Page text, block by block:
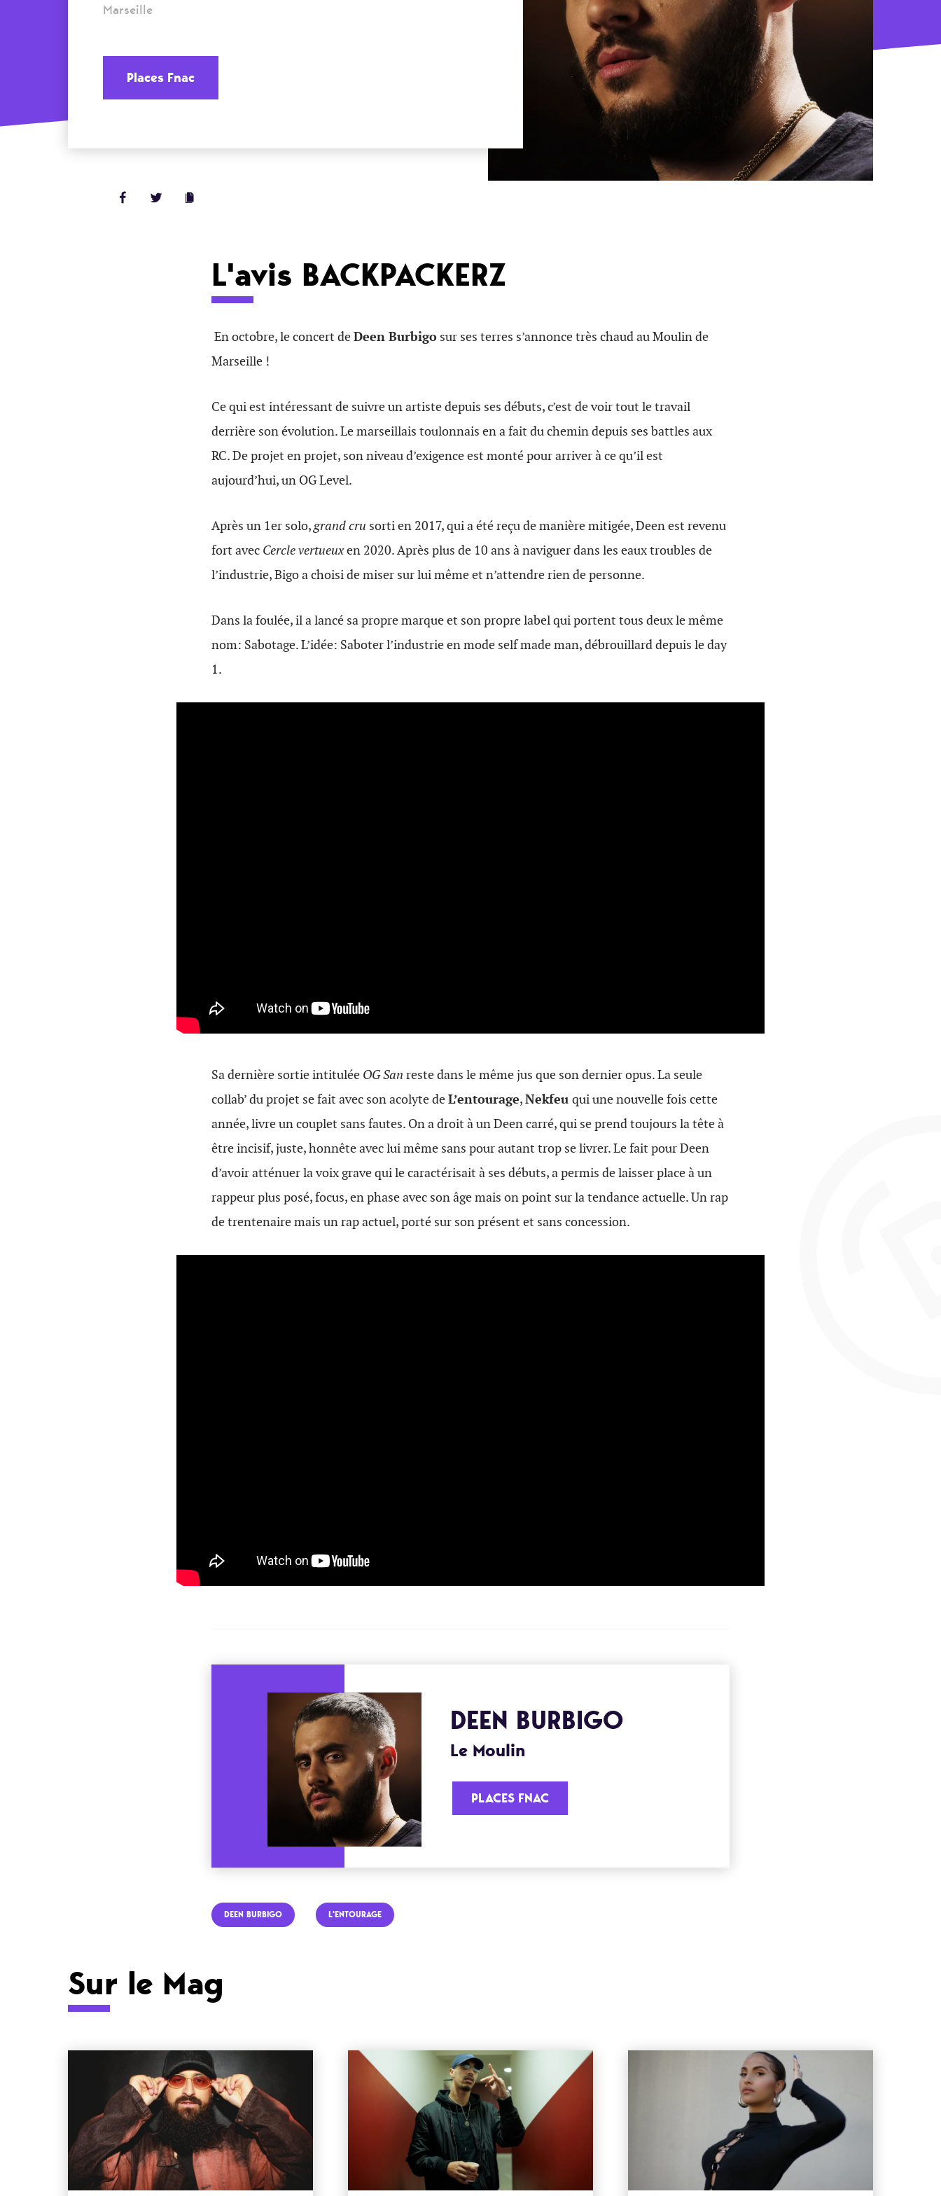
Marseille
Places Fnac
L'avis BACKPACKERZ
En octobre, le concert deDeen Burbigo sur ses terres s’annonce très chaud au Moulin de
Marseille !
Ce qui est intéressant de suivre un artiste depuis ses débuts, c’est de voir tout le travail
derrière son évolution. Le marseillais toulonnais en a fait du chemin depuis ses battles aux
RC. De projet en projet, son niveau d’exigence est monté pour arriver à ce qu’il est
aujourd’hui, un OG Level.
Après un 1er solo,grand cru sorti en 2017, qui a été reçu de manière mitigée, Deen est revenu
fort avec Cercle vertueuxen 2020. Après plus de 10 ans à naviguer dans les eaux troubles de
l’industrie, Bigo a choisi de miser sur lui même et n’attendre rien de personne.
Dans la foulée, il a lancé sa propre marque et son propre label qui portent tous deux le même
nom: Sabotage. L’idée: Saboter l’industrie en mode self made man, débrouillard depuis le day
1.
Sa dernière sortie intitulée OG San reste dans le même jus que son dernier opus. La seule
collab’ du projet se fait avec son acolyte deL’entourage,Nekfeu qui une nouvelle fois cette
année, livre un couplet sans fautes. On a droit à un Deen carré, qui se prend toujours la tête à
être incisif, juste, honnête avec lui même sans pour autant trop se livrer. Le fait pour Deen
d’avoir atténuer la voix grave qui le caractérisait à ses débuts, a permis de laisser place à un
rappeur plus posé, focus, en phase avec son âge mais on point sur la tendance actuelle. Un rap
de trentenaire mais un rap actuel, porté sur son présent et sans concession.
DEEN BURBIGO
Le Moulin
PLACES FNAC
DEEN BURBIGO L'ENTOURAGE
Sur le Mag